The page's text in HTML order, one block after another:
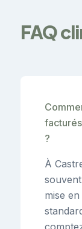
FAQ
?
À
mise